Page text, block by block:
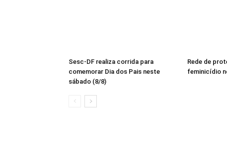
Sesc-DF realiza corrida para
comemorar Dia dos Pais neste
sábado (8/8)
Rede de
feminicídio